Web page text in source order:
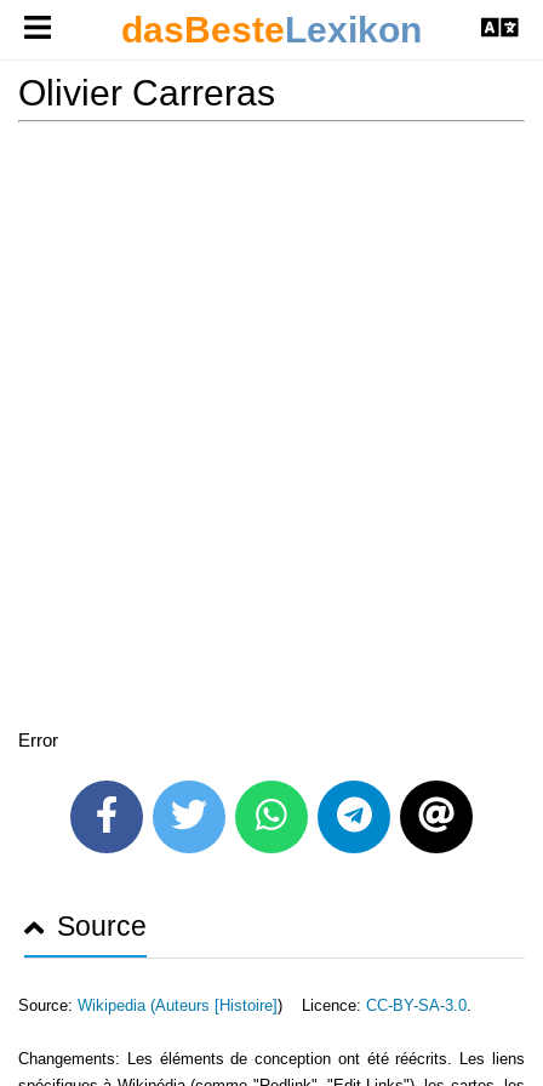
dasBesteLexikon
Olivier Carreras
Error
Source
Source: Wikipedia (Auteurs [Histoire]) Licence: CC-BY-SA-3.0.
Changements: Les éléments de conception ont été réécrits. Les liens